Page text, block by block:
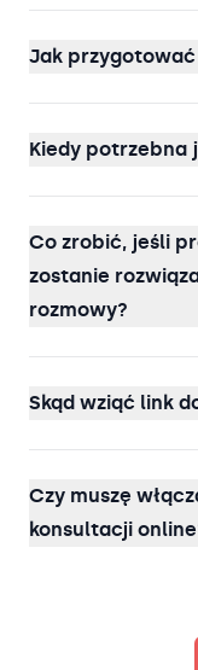
Jak przygotować
Kiedy potrzebna
Co zrobić, jeśli
zostanie
rozmowy?
Skąd wziąć link
Czy muszę
konsultacji